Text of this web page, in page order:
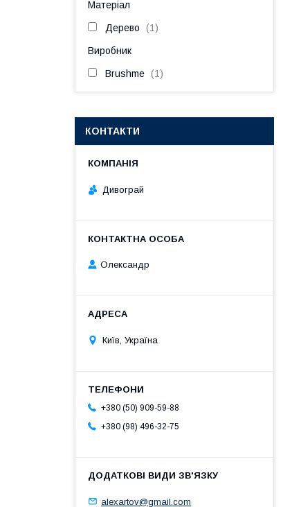
Матеріал
Дерево 1
Виробник
Brushme 1
КОНТАКТИ
Дивограй
Олександр
Київ, Україна
+380 (50) 909-59-88
+380 (98) 496-32-75
alexartov@gmail.com